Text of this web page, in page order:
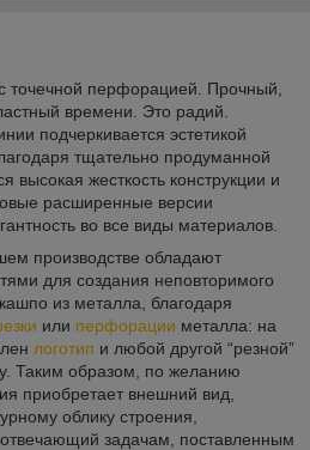
точечной перфорацией. Прочный,
времени. Это радий.
подчеркивается эстетикой
тщательно продуманной
высокая жесткость конструкции и
расширенные версии
во все виды материалов.
производстве обладают
для создания неповторимого
из металла, благодаря
или перфорации металла: на
логотип и любой другой “резной”
Таким образом, по желанию
приобретает внешний вид,
облику строения,
задачам, поставленным